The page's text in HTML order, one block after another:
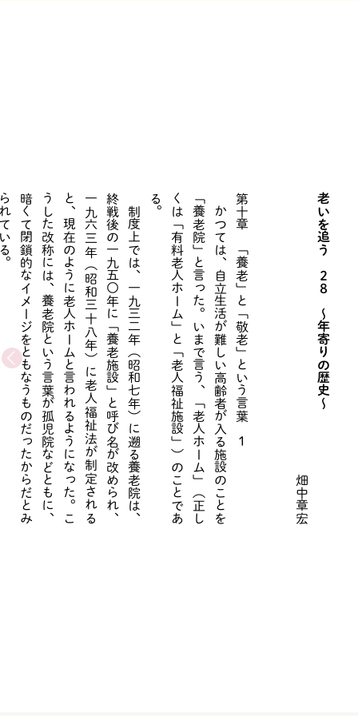
老いを追う ２８ 〜年寄りの歴史〜
畑中章宏
第十章 「養老」と「敬老」という言葉 １
か
つ
て
は
、
自
立
生
活
が
難
し
い
高
齢
者
が
入
る
施
設
の
こ
と
を
「
養
老
院
」
と
言
っ
た
。
い
ま
で
言
う
、
「
老
人
ホ
ー
ム
」
（
正
し
く
は
「
有
料
老
人
ホ
ー
ム
」
と
「
老
人
福
祉
施
設
」
）
の
こ
と
で
あ
る
。
制
度
上
で
は
、
一
九
三
二
年
（
昭
和
七
年
）
に
遡
る
養
老
院
は
、
終
戦
後
の
一
九
五
〇
年
に
「
養
老
施
設
」
と
呼
び
名
が
改
め
ら
れ
、
一
九
六
三
年
（
昭
和
三
十
八
年
）
に
老
人
福
祉
法
が
制
定
さ
れ
る
と
、
現
在
の
よ
う
に
老
人
ホ
ー
ム
と
言
わ
れ
る
よ
う
に
な
っ
た
。
こ
う
し
た
改
称
に
は
、
養
老
院
と
い
う
言
葉
が
孤
児
院
な
ど
と
も
に
、
暗
く
て
閉
鎖
的
な
イ
メ
ー
ジ
を
と
も
な
う
も
の
だ
っ
た
か
ら
だ
と
み
ら
れ
て
い
る